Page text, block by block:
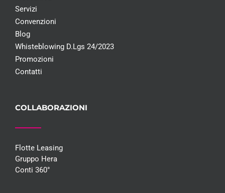
Servizi
Convenzioni
Blog
Whisteblowing D.Lgs 24/2023
Promozioni
Contatti
COLLABORAZIONI
Flotte Leasing
Gruppo Hera
Conti 360°